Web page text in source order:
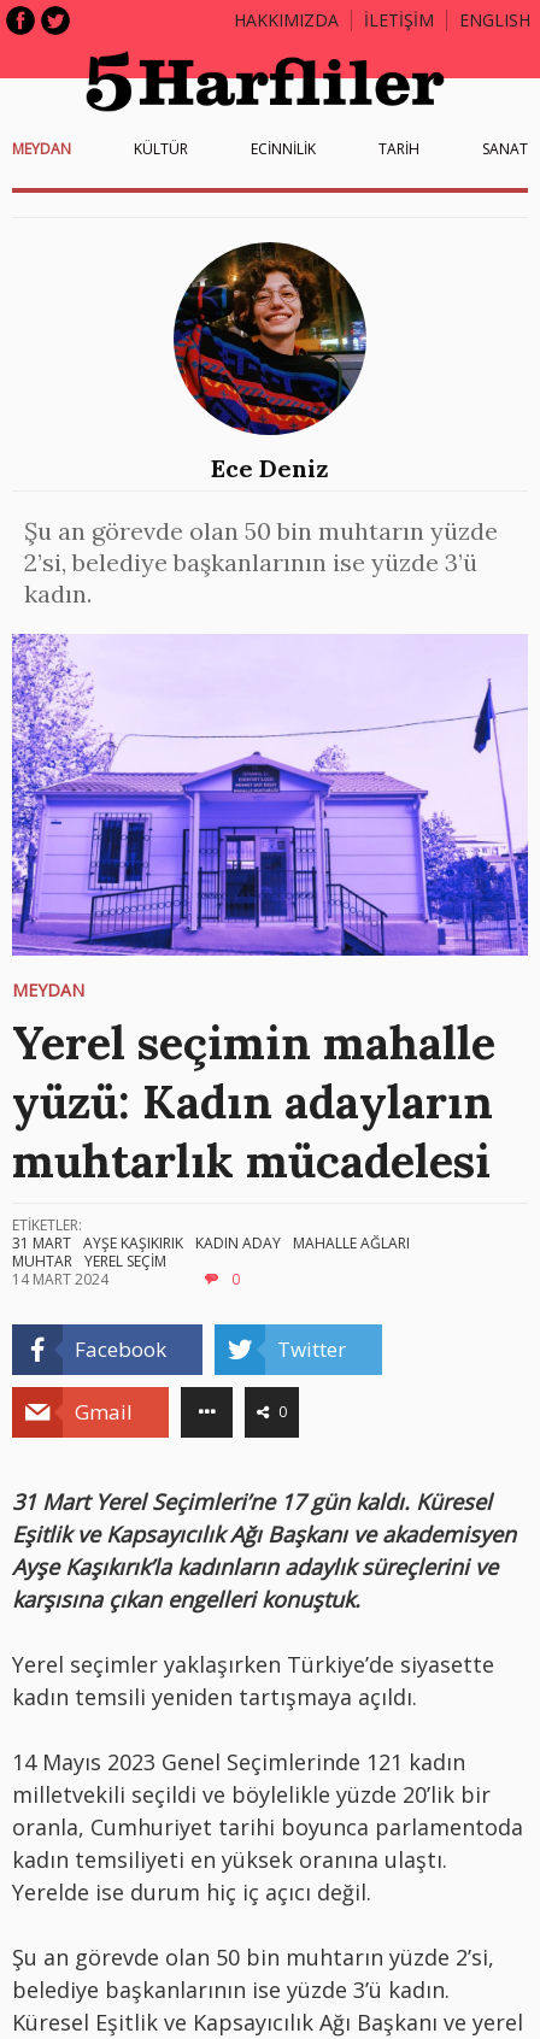
HAKKIMIZDA İLETİŞİM ENGLISH
MEYDAN KÜLTÜR ECİNNİLİK TARİH SANAT
Ece Deniz
Şu an görevde olan 50 bin muhtarın yüzde
2’si, belediye başkanlarının ise yüzde 3’ü
kadın.
MEYDAN
Yerel seçimin mahalle
yüzü: Kadın adayların
muhtarlık mücadelesi
ETİKETLER:
31 MART AYŞE KAŞIKIRIK KADIN ADAY
MAHALLE AĞLARI
MUHTAR YEREL SEÇİM
14 MART 2024
0
Facebook Twitter
Gmail 0
31 Mart Yerel Seçimleri’ne 17 gün kaldı. Küresel
Eşitlik ve Kapsayıcılık Ağı Başkanı ve akademisyen
Ayşe Kaşıkırık’la kadınların adaylık süreçlerini ve
karşısına çıkan engelleri konuştuk.
Yerel seçimler yaklaşırken Türkiye’de siyasette
kadın temsili yeniden tartışmaya açıldı.
14 Mayıs 2023 Genel Seçimlerinde 121 kadın
milletvekili seçildi ve böylelikle yüzde 20’lik bir
oranla, Cumhuriyet tarihi boyunca parlamentoda
kadın temsiliyeti en yüksek oranına ulaştı.
Yerelde ise durum hiç iç açıcı değil.
Şu an görevde olan 50 bin muhtarın yüzde 2’si,
belediye başkanlarının ise yüzde 3’ü kadın.
Küresel Eşitlik ve Kapsayıcılık Ağı Başkanı ve yerel